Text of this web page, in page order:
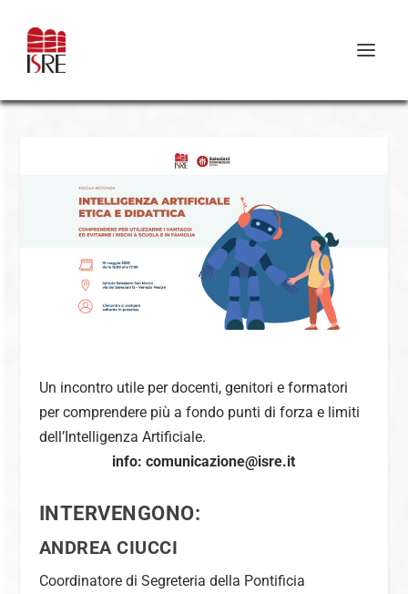
Un incontro utile per docenti, genitori e formatori
per comprendere più a fondo punti di forza e limiti
dell’Intelligenza Artificiale.
info: comunicazione@isre.it
INTERVENGONO:
ANDREA CIUCCI
Coordinatore di Segreteria della Pontificia